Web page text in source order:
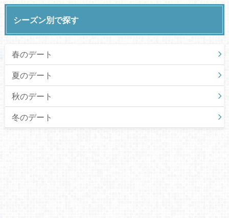
シーズン別で探す
春のデート
夏のデート
秋のデート
冬のデート